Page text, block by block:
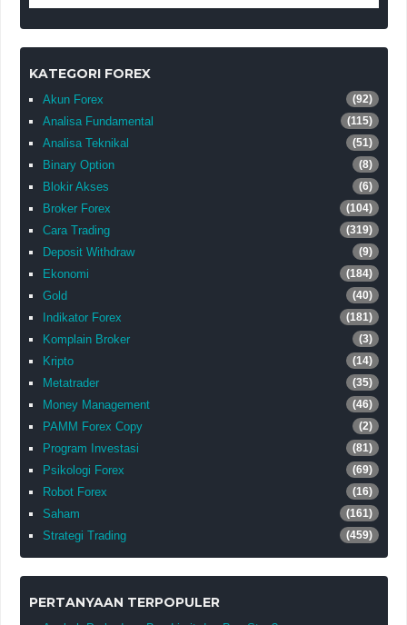
KATEGORI FOREX
Akun Forex (92)
Analisa Fundamental (115)
Analisa Teknikal (51)
Binary Option (8)
Blokir Akses (6)
Broker Forex (104)
Cara Trading (319)
Deposit Withdraw (9)
Ekonomi (184)
Gold (40)
Indikator Forex (181)
Komplain Broker (3)
Kripto (14)
Metatrader (35)
Money Management (46)
PAMM Forex Copy (2)
Program Investasi (81)
Psikologi Forex (69)
Robot Forex (16)
Saham (161)
Strategi Trading (459)
PERTANYAAN TERPOPULER